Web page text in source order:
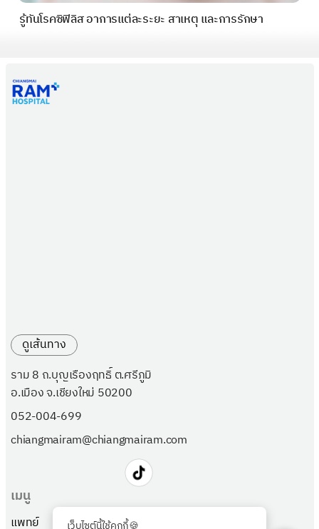
รู้ทันโรคซิฟิลิส อาการแต่ละระยะ สาเหตุ และการรักษา
เมนู
แพทย์
ดูเส้นทาง
ราม 8 ถ.บุญเรืองฤทธิ์ ต.ศรีภูมิ
อ.เมือง จ.เชียงใหม่ 50200
052-004-699
chiangmairam@chiangmairam.com